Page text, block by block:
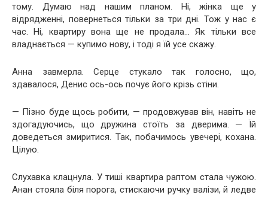
тому. Думаю над нашим планом. Ні, жінка ще у
відрядженні, повернеться тільки за три дні. Тож у нас є
час. Ні, квартиру вона ще не продала… Як тільки все
владнається — купимо нову, і тоді я їй усе скажу.
Анна завмерла. Серце стукало так голосно, що,
здавалося, Денис ось-ось почує його крізь стіни.
— Пізно буде щось робити, — продовжував він, навіть не
здогадуючись, що дружина стоїть за дверима. — Їй
доведеться змиритися. Так, побачимось увечері, кохана.
Цілую.
Слухавка клацнула. У тиші квартира раптом стала чужою.
Анан стояла біля порога, стискаючи ручку валізи, й ледве